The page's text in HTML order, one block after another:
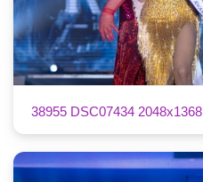
38955 DSC07434 2048x1368